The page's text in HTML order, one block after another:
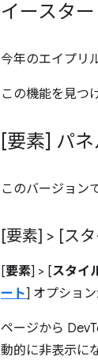
イースタ
今年のエイプリ
この機能を見つ
[要素] パ
このバージョン
[要素] > [ス
[要素] > [スタイ
ート] オプショ
ページから
動的に非表示に